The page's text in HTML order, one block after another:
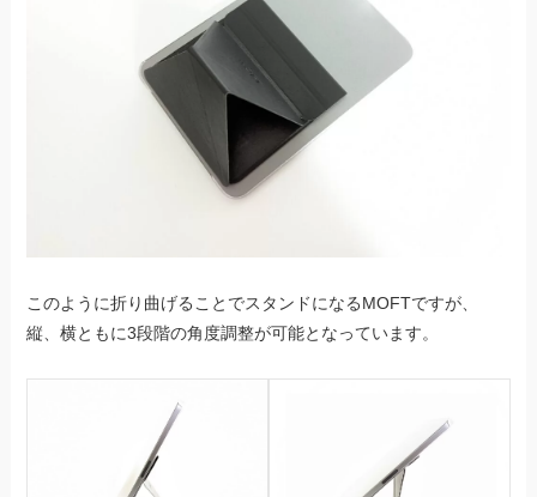
このように折り曲げることでスタンドになるMOFTですが、
縦、横ともに3段階の角度調整が可能となっています。